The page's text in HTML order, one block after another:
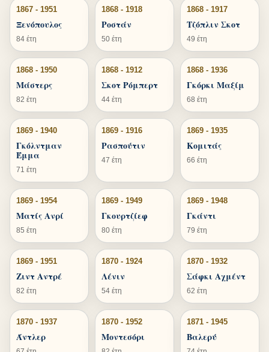
1867 - 1951
Ξενόπουλος
84 έτη
1868 - 1918
Ροστάν
50 έτη
1868 - 1917
Τζόπλιν Σκοτ
49 έτη
1868 - 1950
Μάστερς
82 έτη
1868 - 1912
Σκοτ Ρόμπερτ
44 έτη
1868 - 1936
Γκόρκι Μαξίμ
68 έτη
1869 - 1940
Γκόλντμαν
Έμμα
71 έτη
1869 - 1916
Ρασπούτιν
47 έτη
1869 - 1935
Κομιτάς
66 έτη
1869 - 1954
Ματίς Ανρί
85 έτη
1869 - 1949
Γκουρτζίεφ
80 έτη
1869 - 1948
Γκάντι
79 έτη
1869 - 1951
Ζιντ Αντρέ
82 έτη
1870 - 1924
Λένιν
54 έτη
1870 - 1932
Σάφκι Αχμέντ
62 έτη
1870 - 1937
Άντλερ
1870 - 1952
Μοντεσόρι
1871 - 1945
Βαλερύ